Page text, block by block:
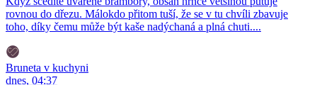
rovnou do dřezu. Málokdo přitom tuší, že se v tu chvíli zbavuje
toho, díky čemu může být kaše nadýchaná a plná chuti....
Bruneta v kuchyni
dnes, 04:37